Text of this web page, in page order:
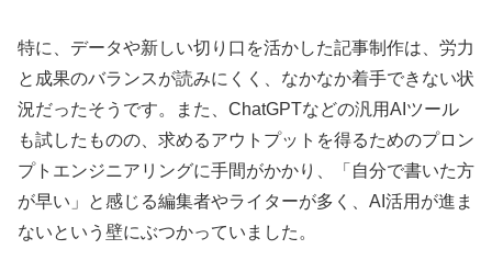
特に、データや新しい切り口を活かした記事制作は、労力
と成果のバランスが読みにくく、なかなか着手できない状
況だったそうです。また、ChatGPTなどの汎用AIツール
も試したものの、求めるアウトプットを得るためのプロン
プトエンジニアリングに手間がかかり、「自分で書いた方
が早い」と感じる編集者やライターが多く、AI活用が進ま
ないという壁にぶつかっていました。